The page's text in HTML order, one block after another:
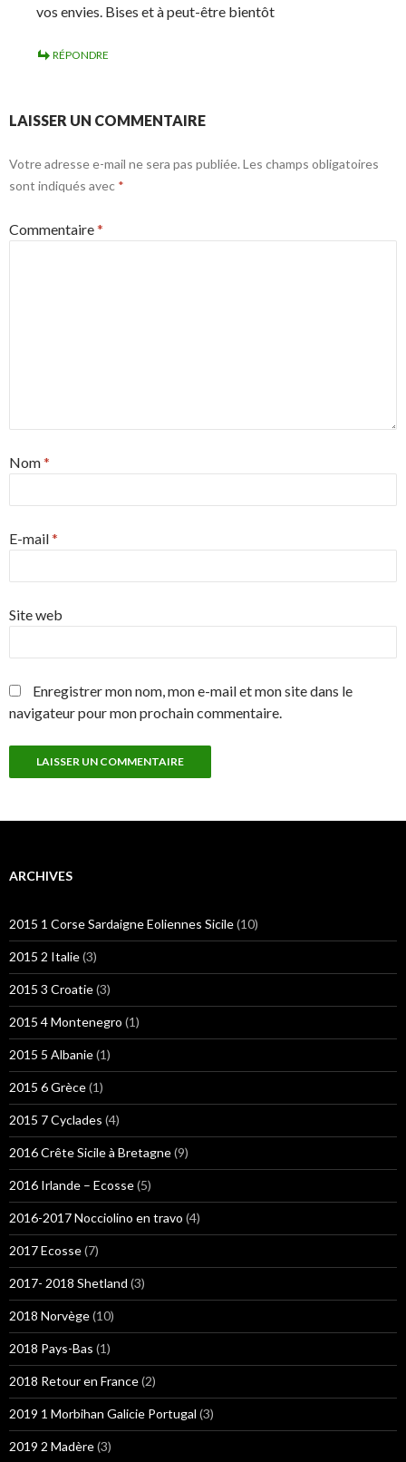
vos envies. Bises et à peut-être bientôt
RÉPONDRE
LAISSER UN COMMENTAIRE
Votre adresse e-mail ne sera pas publiée. Les champs obligatoires
sont indiqués avec *
Commentaire*
Nom*
E-mail*
Site web
Enregistrer mon nom, mon e-mail et mon site dans le
navigateur pour mon prochain commentaire.
ARCHIVES
2015 1 Corse Sardaigne Eoliennes Sicile(10)
2015 2 Italie(3)
2015 3 Croatie(3)
2015 4 Montenegro (1)
2015 5 Albanie(1)
2015 6 Grèce(1)
2015 7 Cyclades (4)
2016 Crête Sicile à Bretagne(9)
2016 Irlande – Ecosse(5)
2016-2017 Nocciolino en travo (4)
2017 Ecosse(7)
2017- 2018 Shetland (3)
2018 Norvège(10)
2018 Pays-Bas (1)
2018 Retour en France(2)
2019 1 Morbihan Galicie Portugal (3)
2019 2 Madère(3)